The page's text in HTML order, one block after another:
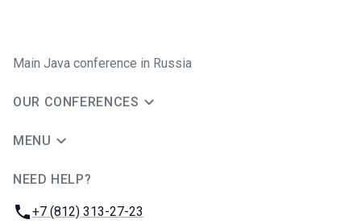
Main Java conference in Russia
OUR CONFERENCES
MENU
NEED HELP?
Phone:
+7 (812) 313-27-23